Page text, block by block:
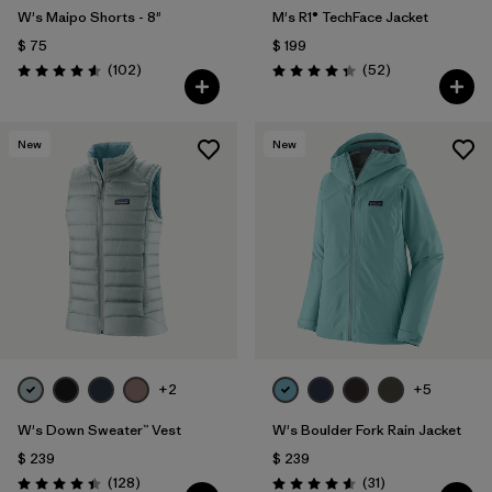
W's Maipo Shorts - 8"
$ 75
Valoración: 4.6 / 5
(102Comentarios
)
M's R1® TechFace Jacket
$ 199
Valoración: 4.3 / 5
(52Comentarios
)
New
+2
W's Down Sweater™ Vest
$ 239
(128Comentarios
)
New
+5
W's Boulder Fork Rain Jacket
$ 239
(31Comentarios
)